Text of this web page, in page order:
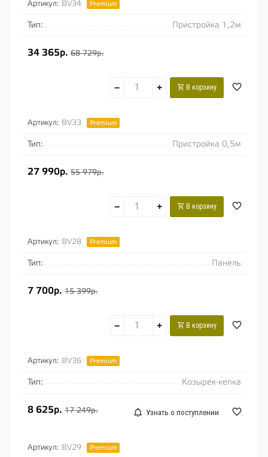
Артикул: BV34 Premium
Тип: Пристройка 1,2м
34 365р. 68 729р.
− + В корзину
Артикул: BV33 Premium
Тип: Пристройка 0,5м
27 990р. 55 979р.
− + В корзину
Артикул: BV28 Premium
Тип: Панель
7 700р. 15 399р.
− + В корзину
Артикул: BV36 Premium
Тип: Козырек-кепка
8 625р. 17 249р. Узнать о поступлении
Артикул: BV29 Premium